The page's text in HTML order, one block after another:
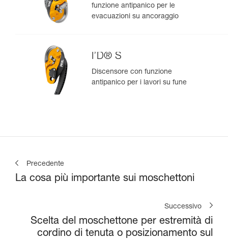
funzione antipanico per le
evacuazioni su ancoraggio
I’D® S
Discensore con funzione
antipanico per i lavori su fune
Precedente
La cosa più importante sui moschettoni
Successivo
Scelta del moschettone per estremità di
cordino di tenuta o posizionamento sul